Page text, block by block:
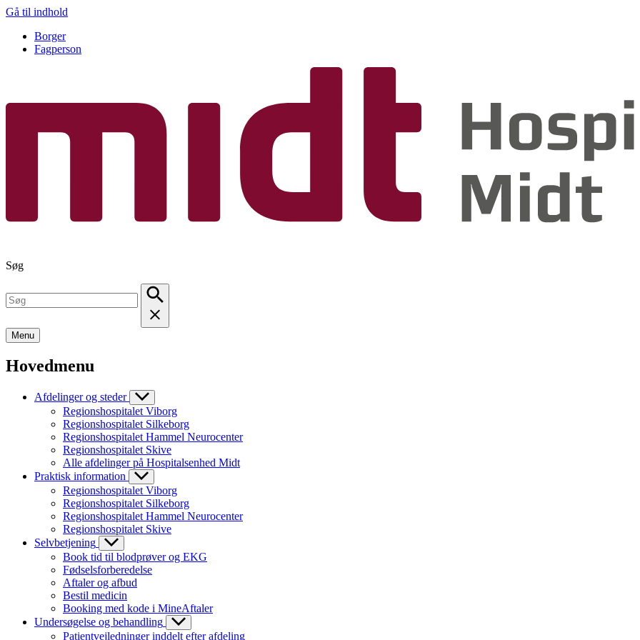
Gå til indhold
Borger
Fagperson
Søg
Menu
Hovedmenu
Afdelinger og steder
Regionshospitalet Viborg
Regionshospitalet Silkeborg
Regionshospitalet Hammel Neurocenter
Regionshospitalet Skive
Alle afdelinger på Hospitalsenhed Midt
Praktisk information
Regionshospitalet Viborg
Regionshospitalet Silkeborg
Regionshospitalet Hammel Neurocenter
Regionshospitalet Skive
Selvbetjening
Book tid til blodprøver og EKG
Fødselsforberedelse
Aftaler og afbud
Bestil medicin
Booking med kode i MineAftaler
Undersøgelse og behandling
Patientvejledninger inddelt efter afdeling